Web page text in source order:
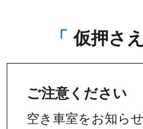
仮押さ
ご注意ください
空き車室をお知ら